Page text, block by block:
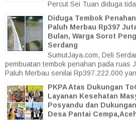
Percut Sei Tuan diduga
Diduga Tembok
Paluh Merbau Rp397
Bulan, Warga Sorot
Serdang
SumutJaya.com, Deli
pembuatan tembok penahan pada ruas
Paluh Merbau senilai Rp397.222.000
PKPA Atas Dukungan
Layanan Kesehatan
Posyandu dan
Desa Pantai